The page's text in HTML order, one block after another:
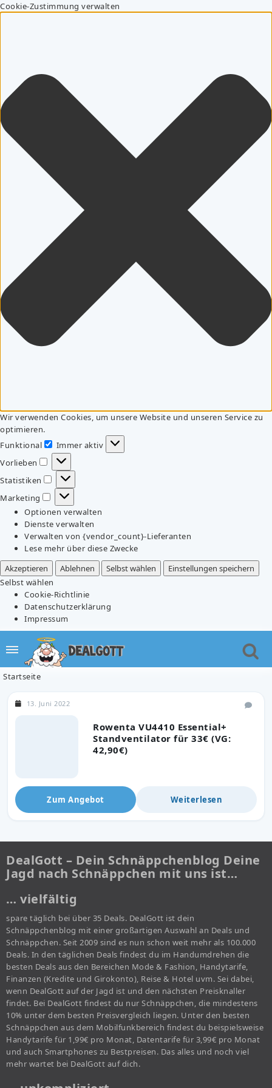
Cookie-Zustimmung verwalten
Wir verwenden Cookies, um unsere Website und unseren Service zu
optimieren.
Funktional
Funktional
Immer aktiv
Vorlieben
Vorlieben
Statistiken
Statistiken
Marketing
Marketing
Optionen verwalten
Dienste verwalten
Verwalten von {vendor_count}-Lieferanten
Lese mehr über diese Zwecke
Akzeptieren
Ablehnen Selbst wählen
Einstellungen speichern
Selbst wählen
Cookie-Richtlinie
Datenschutzerklärung
Impressum
Startseite
Rowenta VU4410 Essential+
Standventilator für 33€ (VG:
42,90€)
13. Juni 2022
Zum Angebot Weiterlesen
DealGott – Dein Schnäppchenblog Deine
Jagd nach Schnäppchen mit uns ist…
… vielfältig
spare täglich bei über 35 Deals. DealGott ist dein
Schnäppchenblog mit einer großartigen Auswahl an Deals und
Schnäppchen. Seit 2009 sind es nun schon weit mehr als 100.000
Deals. In den täglichen Deals findest du im Handumdrehen die
besten Deals aus den Bereichen Mode & Fashion, Handytarife,
Finanzen (Kredite und Girokonto), Reise & Hotel uvm. Sei dabei,
wenn DealGott auf der Jagd ist und den nächsten Preisknaller
findet. Bei DealGott findest du nur Schnäppchen, die mindestens
10% unter dem besten Preisvergleich liegen. Unter den besten
Schnäppchen aus dem Mobilfunkbereich findest du beispielsweise
Handytarife für 1,99€ pro Monat, Datentarife für 3,99€ pro Monat
und auch Smartphones zu Bestpreisen. Das alles und noch viel
mehr wartet bei DealGott auf dich.